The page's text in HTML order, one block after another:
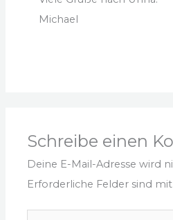
Michael
Schreibe einen
Deine E-Mail-Adresse wird
Erforderliche Felder sind mit